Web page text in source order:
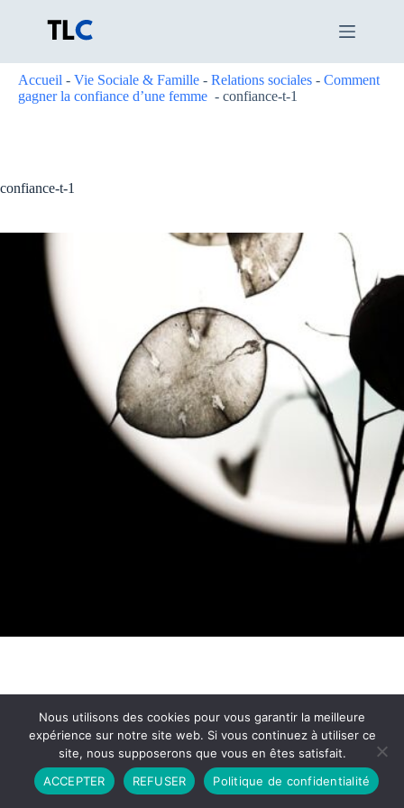
Accueil - Vie Sociale & Famille - Relations sociales - Comment
gagner la confiance d’une femme - confiance-t-1
confiance-t-1
Partenariat Contact
Politique de Confidentialité
CGU
Copyright © 2026 - Propulsé par DIEUDUDIABLE
Nous utilisons des cookies pour vous garantir la meilleure
expérience sur notre site web. Si vous continuez à utiliser ce
site, nous supposerons que vous en êtes satisfait.
ACCEPTER
REFUSER Politique de confidentialité